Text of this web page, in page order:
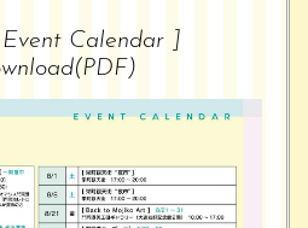
Calendar ]